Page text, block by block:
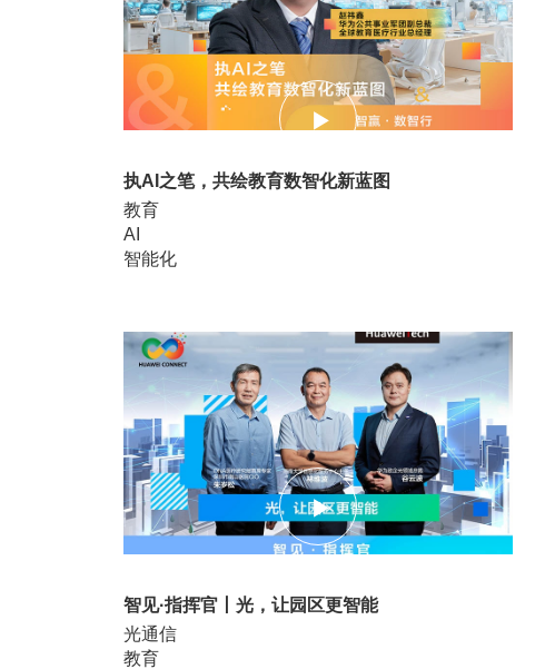
执AI之笔，共绘教育数智化新蓝图
教育
AI
智能化
18:42
智见·指挥官丨光，让园区更智能
光通信
教育